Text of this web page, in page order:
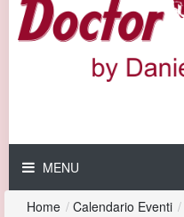
MENU
Home / Calendario Eventi /